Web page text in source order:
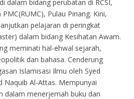
dalam bidang perubatan di RCSI,
Pulau Pinang. Kini,
pelajaran di peringkat
dalam bidang Kesihatan Awam.
meminati hal-ehwal sejarah,
dan bahasa. Cenderung
Islamisasi Ilmu oleh Syed
Naquib Al-Attas. Mempunyai
dalam menerjemah buku dan